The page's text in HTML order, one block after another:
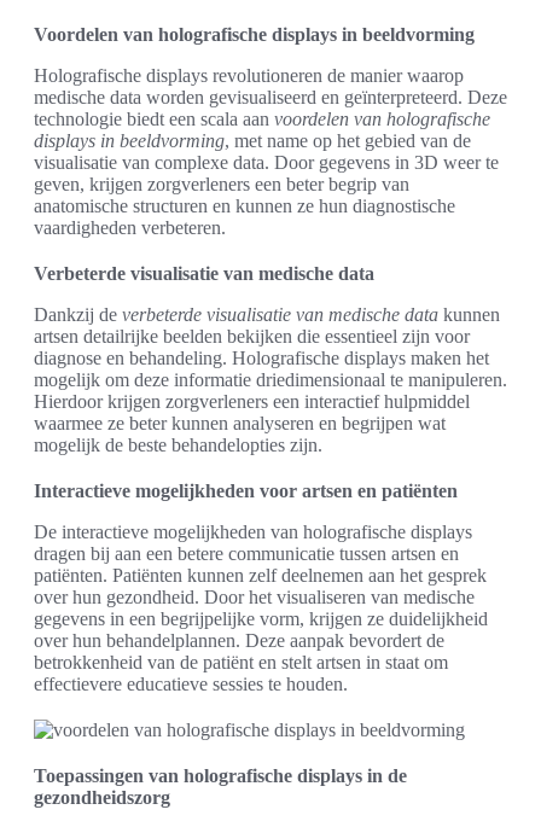
Voordelen van holografische displays in beeldvorming
Holografische displays revolutioneren de manier waarop
medische data worden gevisualiseerd en geïnterpreteerd. Deze
technologie biedt een scala aan voordelen van holografische
displays in beeldvorming, met name op het gebied van de
visualisatie van complexe data. Door gegevens in 3D weer te
geven, krijgen zorgverleners een beter begrip van
anatomische structuren en kunnen ze hun diagnostische
vaardigheden verbeteren.
Verbeterde visualisatie van medische data
Dankzij de verbeterde visualisatie van medische data kunnen
artsen detailrijke beelden bekijken die essentieel zijn voor
diagnose en behandeling. Holografische displays maken het
mogelijk om deze informatie driedimensionaal te manipuleren.
Hierdoor krijgen zorgverleners een interactief hulpmiddel
waarmee ze beter kunnen analyseren en begrijpen wat
mogelijk de beste behandelopties zijn.
Interactieve mogelijkheden voor artsen en patiënten
De interactieve mogelijkheden van holografische displays
dragen bij aan een betere communicatie tussen artsen en
patiënten. Patiënten kunnen zelf deelnemen aan het gesprek
over hun gezondheid. Door het visualiseren van medische
gegevens in een begrijpelijke vorm, krijgen ze duidelijkheid
over hun behandelplannen. Deze aanpak bevordert de
betrokkenheid van de patiënt en stelt artsen in staat om
effectievere educatieve sessies te houden.
Toepassingen van holografische displays in de
gezondheidszorg